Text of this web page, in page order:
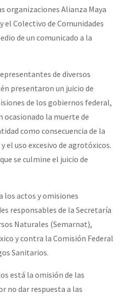
(Las poblaciones y
30 años de Resistencia y
organizaciones Alianza Maya
el Colectivo de Comunidades
de un comunicado a la
de diversos
presentaron un juicio de
de los gobiernos federal,
ocasionado la muerte de
como consecuencia de la
el uso excesivo de agrotóxicos.
se culmine el juicio de
los actos y omisiones
responsables de la Secretaría
Naturales (Semarnat),
y contra la Comisión Federal
Sanitarios.
está la omisión de las
no dar respuesta a las